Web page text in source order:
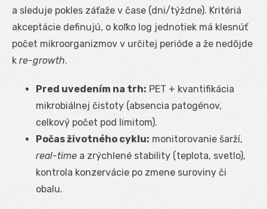
a sleduje pokles záťaže v čase (dni/týždne). Kritériá
akceptácie definujú, o koľko log jednotiek má klesnúť
počet mikroorganizmov v určitej perióde a že nedôjde
k re-growth.
Pred uvedením na trh: PET + kvantifikácia
mikrobiálnej čistoty (absencia patogénov,
celkový počet pod limitom).
Počas životného cyklu: monitorovanie šarží,
real-time a zrýchlené stability (teplota, svetlo),
kontrola konzervácie po zmene suroviny či
obalu.